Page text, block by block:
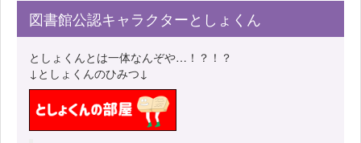
図書館公認キャラクターとしょくん
としょくんとは一体なんぞや…！？！？
↓としょくんのひみつ↓